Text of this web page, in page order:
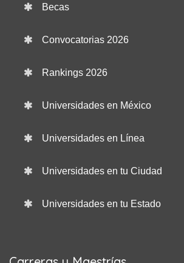
Becas
Convocatorias 2026
Rankings 2026
Universidades en México
Universidades en Línea
Universidades en tu Ciudad
Universidades en tu Estado